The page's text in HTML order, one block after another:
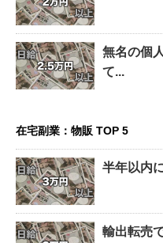
無名の個
て...
在宅副業：物販 TOP 5
半年以内
輸出転売